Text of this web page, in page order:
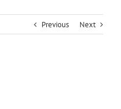
Previous Next